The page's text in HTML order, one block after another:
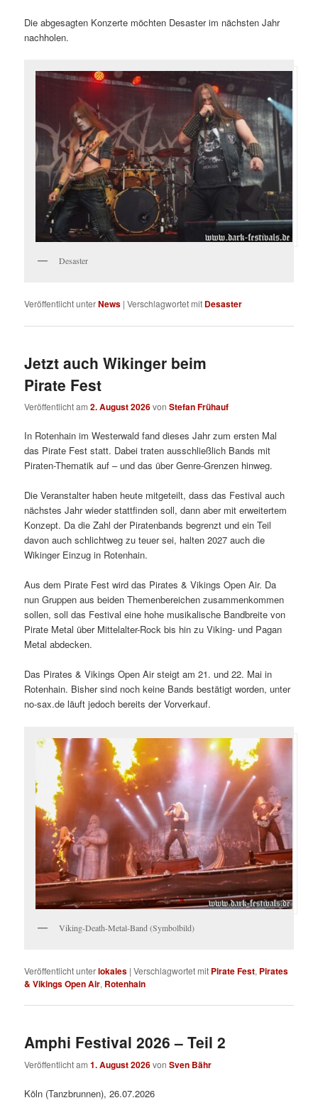
Die abgesagten Konzerte möchten Desaster im nächsten Jahr
nachholen.
Desaster
Veröffentlicht unterNews |Verschlagwortet mit Desaster
Jetzt auch Wikinger beim
Pirate Fest
Veröffentlicht am2. August 2026vonStefan Frühauf
In Rotenhain im Westerwald fand dieses Jahr zum ersten Mal
das Pirate Fest statt. Dabei traten ausschließlich Bands mit
Piraten-Thematik auf – und das über Genre-Grenzen hinweg.
Die Veranstalter haben heute mitgeteilt, dass das Festival auch
nächstes Jahr wieder stattfinden soll, dann aber mit erweitertem
Konzept. Da die Zahl der Piratenbands begrenzt und ein Teil
davon auch schlichtweg zu teuer sei, halten 2027 auch die
Wikinger Einzug in Rotenhain.
Aus dem Pirate Fest wird das Pirates & Vikings Open Air. Da
nun Gruppen aus beiden Themenbereichen zusammenkommen
sollen, soll das Festival eine hohe musikalische Bandbreite von
Pirate Metal über Mittelalter-Rock bis hin zu Viking- und Pagan
Metal abdecken.
Das Pirates & Vikings Open Air steigt am 21. und 22. Mai in
Rotenhain. Bisher sind noch keine Bands bestätigt worden, unter
no-sax.de läuft jedoch bereits der Vorverkauf.
Viking-Death-Metal-Band (Symbolbild)
Veröffentlicht unterlokales |Verschlagwortet mit Pirate Fest, Pirates
& Vikings Open Air, Rotenhain
Amphi Festival 2026 – Teil 2
Veröffentlicht am1. August 2026vonSven Bähr
Köln (Tanzbrunnen), 26.07.2026